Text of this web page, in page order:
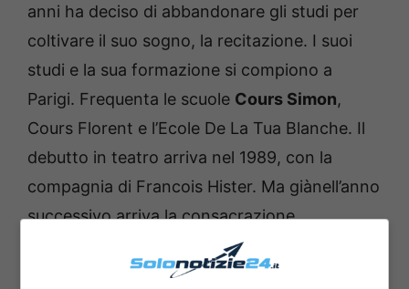
anni ha deciso di abbandonare gli studi per
coltivare il suo sogno, la recitazione. I suoi
studi e la sua formazione si compiono a
Parigi. Frequenta le scuole Cours Simon,
Cours Florent e l’Ecole De La Tua Blanche. Il
debutto in teatro arriva nel 1989, con la
compagnia di Francois Hister. Ma giànell’anno
successivo arriva la consacrazione
internazionale. Con la pellicola
, si aggiudica il Premio come